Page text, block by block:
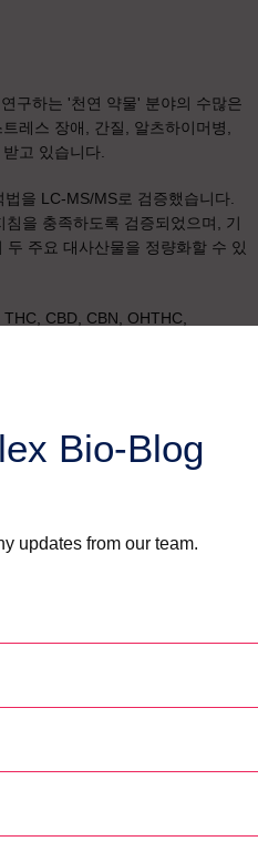
구하는 '천연 약물' 분야의 수많은
레스 장애, 간질, 알츠하이머병,
고 있습니다.
을 LC-MS/MS로 검증했습니다.
을 충족하도록 검증되었으며, 기
주요 대사산물을 정량화할 수 있
CBD, CBN, OHTHC,
리 및 정량화하여 호주 내에서 약
의 카나비노이드가 포함되어 있
, 그 외에도 수십 가지가 있기 때
산물을 추출하고 규명할 수 있
간을 최소화할 수 있으며(현재 검
석법이 이미 완전히 검증되었기
증된 이 분석법을 사용한 샘플 분
기업에 대해 43.5%의 리베이트를
Bio-Blog
updates from our team.